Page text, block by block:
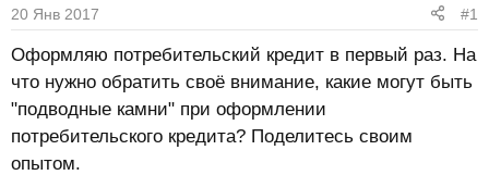
т
е
м
ы
ч
а
л
а
20 Янв 2017 #1
Оформляю потребительский кредит в первый раз. На
что нужно обратить своё внимание, какие могут быть
"подводные камни" при оформлении
потребительского кредита? Поделитесь своим
опытом.